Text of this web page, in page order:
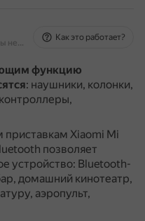
На основе источников, возможны неточности
Как это работает?
функцию
: наушники, колонки,
Xiaomi Mi
позволяет
устройство: Bluetooth-
домашний кинотеатр,
аэропульт,